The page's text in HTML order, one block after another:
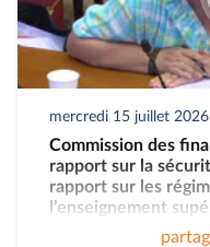
mercredi 15 juillet 2026
Commission des
rapport sur la
rapport sur les
l’enseignement